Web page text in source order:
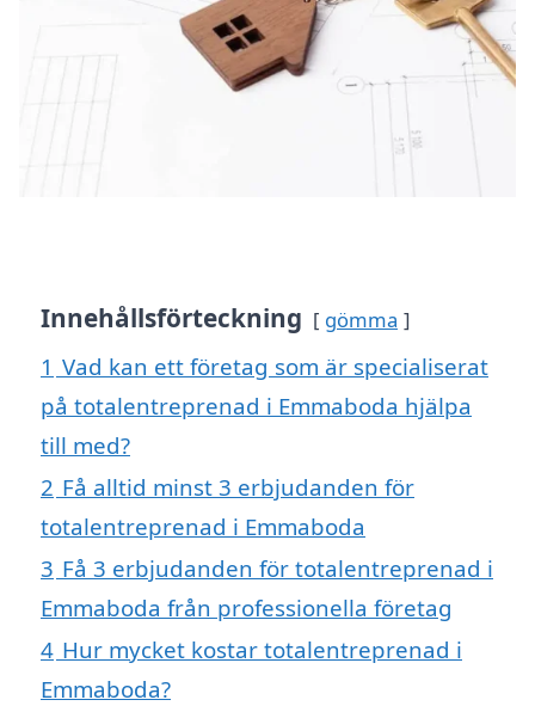
Innehållsförteckning gömma
1 Vad kan ett företag som är specialiserat
på totalentreprenad i Emmaboda hjälpa
till med?
2 Få alltid minst 3 erbjudanden för
totalentreprenad i Emmaboda
3 Få 3 erbjudanden för totalentreprenad i
Emmaboda från professionella företag
4 Hur mycket kostar totalentreprenad i
Emmaboda?